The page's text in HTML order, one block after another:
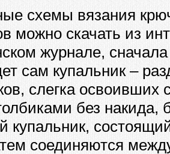
схемы вязания
можно скачать из
журнале,
сам купальник –
слегка освоивших
без накида,
купальник,
соединяются